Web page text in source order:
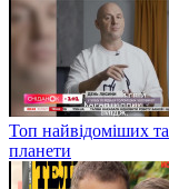
Топ найвідоміших
планети